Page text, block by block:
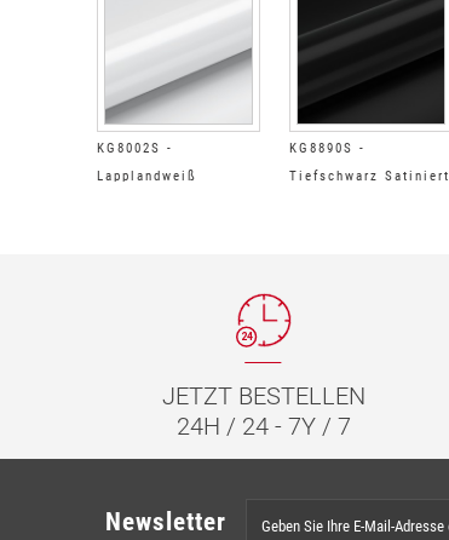
KG8002S -
Lapplandweiß
KG8890S -
Tiefschwarz Satiniert
JETZT BESTELLEN
24H / 24 - 7Y / 7
Newsletter